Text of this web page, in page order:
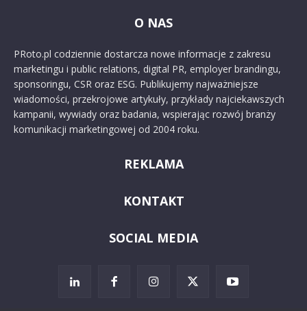
O NAS
PRoto.pl codziennie dostarcza nowe informacje z zakresu
marketingu i public relations, digital PR, employer brandingu,
sponsoringu, CSR oraz ESG. Publikujemy najważniejsze
wiadomości, przekrojowe artykuły, przykłady najciekawszych
kampanii, wywiady oraz badania, wspierając rozwój branży
komunikacji marketingowej od 2004 roku.
REKLAMA
KONTAKT
SOCIAL MEDIA